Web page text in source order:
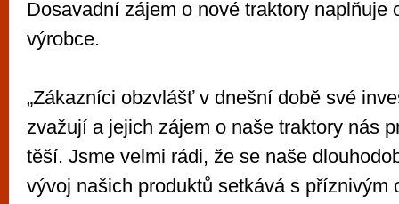
Dosavadní zájem o nové traktory naplňuje
výrobce.
„Zákazníci obzvlášť v dnešní době své
zvažují a jejich zájem o naše traktory nás
těší. Jsme velmi rádi, že se naše
vývoj našich produktů setkává s příznivým